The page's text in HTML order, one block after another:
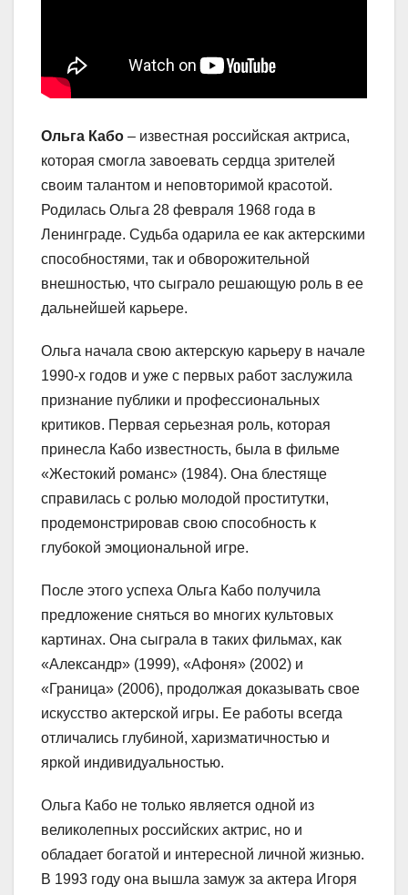
Ольга Кабо – известная российская актриса,
которая смогла завоевать сердца зрителей
своим талантом и неповторимой красотой.
Родилась Ольга 28 февраля 1968 года в
Ленинграде. Судьба одарила ее как актерскими
способностями, так и обворожительной
внешностью, что сыграло решающую роль в ее
дальнейшей карьере.
Ольга начала свою актерскую карьеру в начале
1990-х годов и уже с первых работ заслужила
признание публики и профессиональных
критиков. Первая серьезная роль, которая
принесла Кабо известность, была в фильме
«Жестокий романс» (1984). Она блестяще
справилась с ролью молодой проститутки,
продемонстрировав свою способность к
глубокой эмоциональной игре.
После этого успеха Ольга Кабо получила
предложение сняться во многих культовых
картинах. Она сыграла в таких фильмах, как
«Александр» (1999), «Афоня» (2002) и
«Граница» (2006), продолжая доказывать свое
искусство актерской игры. Ее работы всегда
отличались глубиной, харизматичностью и
яркой индивидуальностью.
Ольга Кабо не только является одной из
великолепных российских актрис, но и
обладает богатой и интересной личной жизнью.
В 1993 году она вышла замуж за актера Игоря